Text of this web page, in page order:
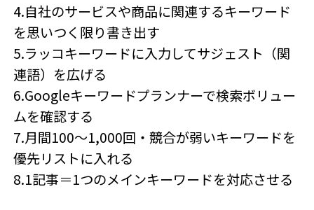
4.自社のサービスや商品に関連するキーワード
を思いつく限り書き出す
5.ラッコキーワードに入力してサジェスト（関
連語）を広げる
6.Googleキーワードプランナーで検索ボリュー
ムを確認する
7.月間100〜1,000回・競合が弱いキーワードを
優先リストに入れる
8.1記事＝1つのメインキーワードを対応させる